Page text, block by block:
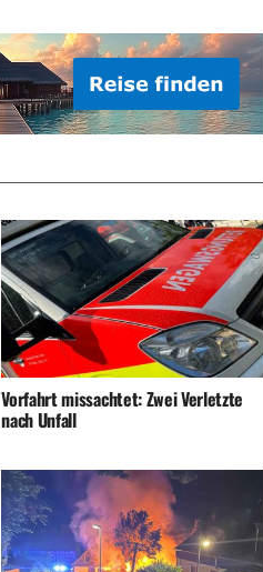
Vorfahrt missachtet: Zwei Verletzte
nach Unfall